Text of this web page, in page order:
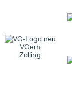
VGem
Zolling